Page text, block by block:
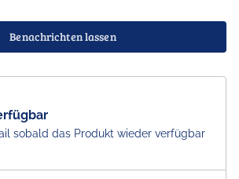
Benachrichten lassen
sobald das Produkt wieder verfügbar